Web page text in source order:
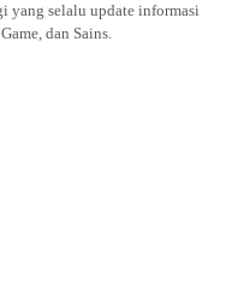
yang selalu update informasi
dan Sains.